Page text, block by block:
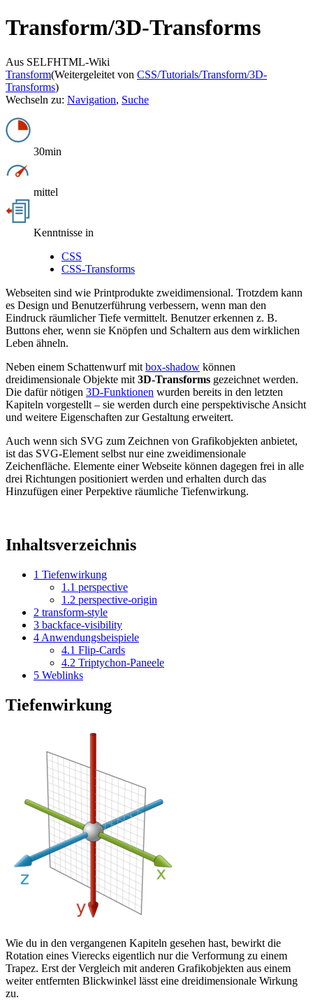
Transform/3D-Transforms
Aus SELFHTML-Wiki
Transform(Weitergeleitet von CSS/Tutorials/Transform/3D-
Transforms)
Wechseln zu: Navigation, Suche
30min
mittel
Kenntnisse in
CSS
CSS-Transforms
Webseiten sind wie Printprodukte zweidimensional. Trotzdem kann
es Design und Benutzerführung verbessern, wenn man den
Eindruck räumlicher Tiefe vermittelt. Benutzer erkennen z. B.
Buttons eher, wenn sie Knöpfen und Schaltern aus dem wirklichen
Leben ähneln.
Neben einem Schattenwurf mit box-shadow können
dreidimensionale Objekte mit 3D-Transforms gezeichnet werden.
Die dafür nötigen 3D-Funktionen wurden bereits in den letzten
Kapiteln vorgestellt – sie werden durch eine perspektivische Ansicht
und weitere Eigenschaften zur Gestaltung erweitert.
Auch wenn sich SVG zum Zeichnen von Grafikobjekten anbietet,
ist das SVG-Element selbst nur eine zweidimensionale
Zeichenfläche. Elemente einer Webseite können dagegen frei in alle
drei Richtungen positioniert werden und erhalten durch das
Hinzufügen einer Perpektive räumliche Tiefenwirkung.
Inhaltsverzeichnis
1 Tiefenwirkung
1.1 perspective
1.2 perspective-origin
2 transform-style
3 backface-visibility
4 Anwendungsbeispiele
4.1 Flip-Cards
4.2 Triptychon-Paneele
5 Weblinks
Tiefenwirkung
Wie du in den vergangenen Kapiteln gesehen hast, bewirkt die
Rotation eines Vierecks eigentlich nur die Verformung zu einem
Trapez. Erst der Vergleich mit anderen Grafikobjekten aus einem
weiter entfernten Blickwinkel lässt eine dreidimensionale Wirkung
zu.